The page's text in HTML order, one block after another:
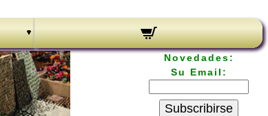
Novedades:
Su Email:
Subscribirse